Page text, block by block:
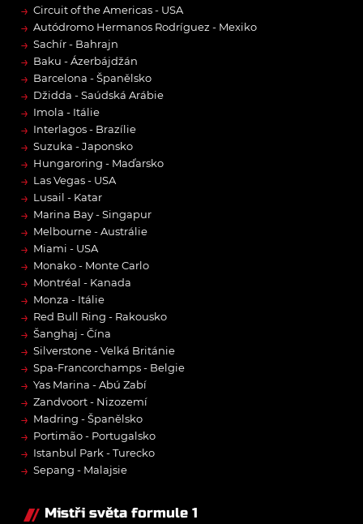
→ Circuit of the Americas - USA
→ Autódromo Hermanos Rodríguez - Mexiko
→ Sachír - Bahrajn
→ Baku - Ázerbájdžán
→ Barcelona - Španělsko
→ Džidda - Saúdská Arábie
→ Imola - Itálie
→ Interlagos - Brazílie
→ Suzuka - Japonsko
→ Hungaroring - Maďarsko
→ Las Vegas - USA
→ Lusail - Katar
→ Marina Bay - Singapur
→ Melbourne - Austrálie
→ Miami - USA
→ Monako - Monte Carlo
→ Montréal - Kanada
→ Monza - Itálie
→ Red Bull Ring - Rakousko
→ Šanghaj - Čína
→ Silverstone - Velká Británie
→ Spa-Francorchamps - Belgie
→ Yas Marina - Abú Zabí
→ Zandvoort - Nizozemí
→ Madring - Španělsko
→ Portimão - Portugalsko
→ Istanbul Park - Turecko
→ Sepang - Malajsie
Mistři světa formule 1